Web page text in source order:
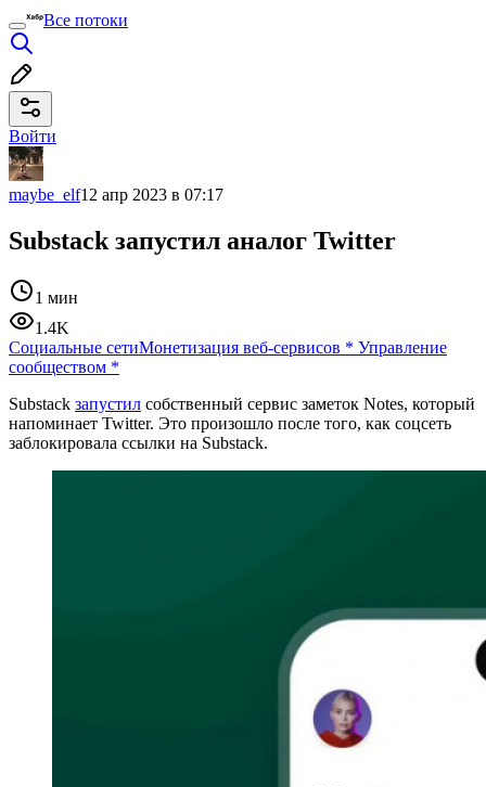
Все потоки
Войти
maybe_elf12 апр 2023 в 07:17
Substack запустил аналог Twitter
1 мин
1.4K
Социальные сетиМонетизация веб-сервисов * Управление
сообществом *
Substack запустил собственный сервис заметок Notes, который
напоминает Twitter. Это произошло после того, как соцсеть
заблокировала ссылки на Substack.